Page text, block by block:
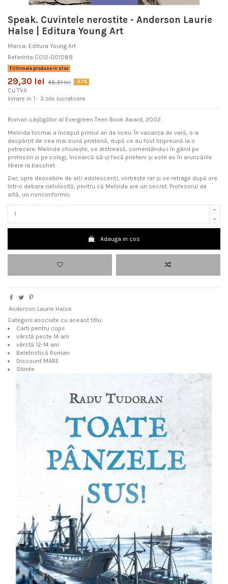
Speak. Cuvintele nerostite - Anderson Laurie
Halse | Editura Young Art
Marca: Editura Young Art
Referinta C012-001089
Ultimele produse in stoc
29,30 lei 46,51 lei -37%
Cu TVA
livrare in 1 - 3 zile lucratoare
Roman câștigător al Evergreen Teen Book Award, 2002
Melinda tocmai a început primul an de liceu. În vacanța de vară, s-a
despărțit de cea mai bună prietenă, după ce au fost împreună la o
petrecere. Melinda chiulește, se distrează, comentându-i în gând pe
profesori și pe colegi, încearcă să-și facă prieteni și este as în aruncările
libere la baschet.
Dar, spre deosebire de alți adolescenți, vorbește rar și se retrage după ore
într-o debara nefolosită, pentru că Melinda are un secret. Profesorul de
artă, un nonconformis
Adauga in cos
Anderson Laurie Halse
Categorii asociate cu aceast titlu:
Carti pentru copii
vârstă peste 14 ani
vârstă 12-14 ani
Beletristică Roman
Discount MARE
Stiinte